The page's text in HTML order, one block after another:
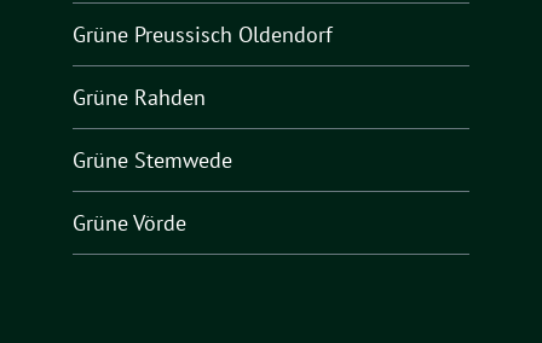
Grüne Preussisch Oldendorf
Grüne Rahden
Grüne Stemwede
Grüne Vörde